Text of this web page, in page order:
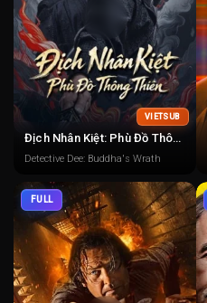
VIETSUB
Địch Nhân Kiệt: Phù Đồ Thông Thiên
Detective Dee: Buddha's Wrath
FULL